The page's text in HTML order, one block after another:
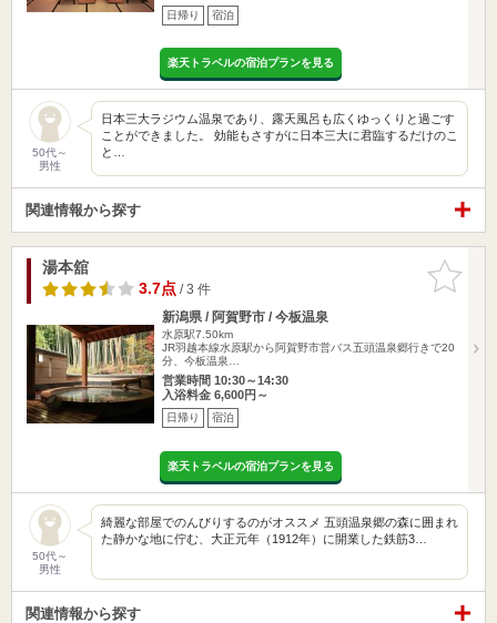
日帰り 宿泊
楽天トラベルの宿泊プランを見る
50代～
男性
日本三大ラジウム温泉であり、露天風呂も広くゆっくりと過ごす
ことができました。 効能もさすがに日本三大に君臨するだけのこ
と…
関連情報から探す
お気に入
りに追加
湯本舘
3.7点/ 3 件
新潟県 / 阿賀野市 / 今板温泉
水原駅7.50km
JR羽越本線水原駅から阿賀野市営バス五頭温泉郷行きで20
分、今板温泉…
営業時間 10:30～14:30
入浴料金 6,600円～
日帰り 宿泊
楽天トラベルの宿泊プランを見る
50代～
男性
綺麗な部屋でのんびりするのがオススメ 五頭温泉郷の森に囲まれ
た静かな地に佇む、大正元年（1912年）に開業した鉄筋3…
関連情報から探す